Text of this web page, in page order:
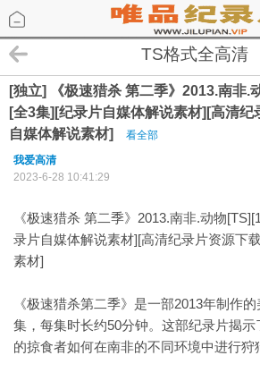
TS格式全高清
[独立] 《极速猎杀 第二季》2013.南非.
[全3集][纪录片自媒体解说素材][高清纪
自媒体解说素材]
看全部
我爱高清
2023-6-28 10:41:29
《极速猎杀 第二季》2013.南非.动物
录片自媒体解说素材][高清纪录片资源下
素材]
《极速猎杀第二季》是一部2013年制作
集，每集时长约50分钟。这部纪录片揭
的掠食者如何在南非的不同环境中进行狩